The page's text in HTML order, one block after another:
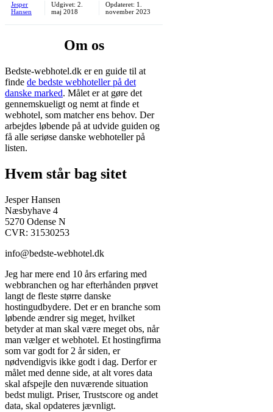
Jesper
Hansen
Udgivet: 2.
maj 2018
Opdateret: 1.
november 2023
Om os
Bedste-webhotel.dk er en guide til at
finde de bedste webhoteller på det
danske marked. Målet er at gøre det
gennemskueligt og nemt at finde et
webhotel, som matcher ens behov. Der
arbejdes løbende på at udvide guiden og
få alle seriøse danske webhoteller på
listen.
Hvem står bag sitet
Jesper Hansen
Næsbyhave 4
5270 Odense N
CVR: 31530253
info@bedste-webhotel.dk
Jeg har mere end 10 års erfaring med
webbranchen og har efterhånden prøvet
langt de fleste større danske
hostingudbydere. Det er en branche som
løbende ændrer sig meget, hvilket
betyder at man skal være meget obs, når
man vælger et webhotel. Et hostingfirma
som var godt for 2 år siden, er
nødvendigvis ikke godt i dag. Derfor er
målet med denne side, at alt vores data
skal afspejle den nuværende situation
bedst muligt. Priser, Trustscore og andet
data, skal opdateres jævnligt.